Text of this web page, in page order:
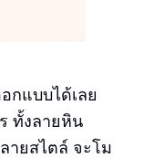
กแบบได้เลย
ทั้งลายหิน
ายสไตล์ จะโม